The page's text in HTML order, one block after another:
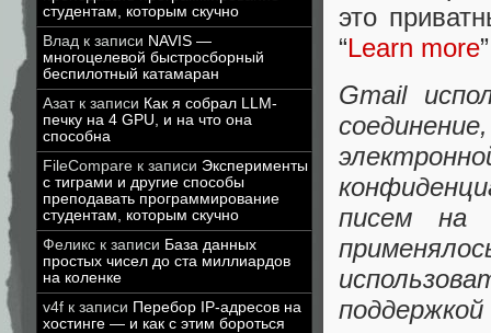
студентам, которым скучно
Влад к записи NAVIS —
многоцелевой быстросборный
беспилотный катамаран
Азатк записи Как я собрал LLM-
печку на 4 GPU, и на что она
способна
FileCompare к записи Эксперименты
с тиграми и другие способы
преподавать программирование
студентам, которым скучно
Феликс к записи База данных
простых чисел до ста миллиардов
на коленке
v4f к записи Перебор IP-адресов на
хостинге — и как с этим бороться
это
“Learn more
Gmail
писем на
поддержкой